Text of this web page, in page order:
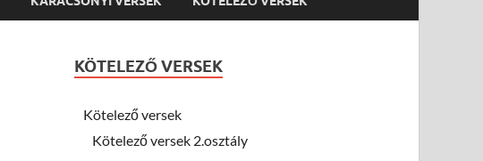
KÖTELEZŐ VERSEK
Kötelező versek
Kötelező versek 2.osztály